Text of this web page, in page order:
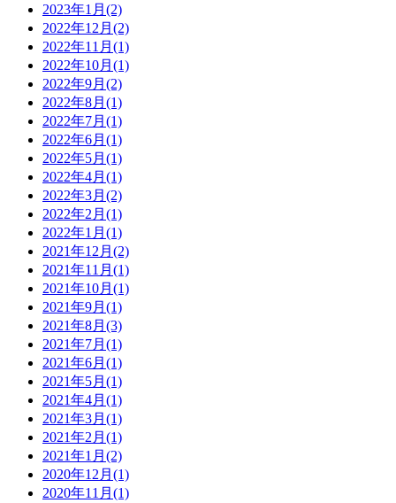
2023年1月(2)
2022年12月(2)
2022年11月(1)
2022年10月(1)
2022年9月(2)
2022年8月(1)
2022年7月(1)
2022年6月(1)
2022年5月(1)
2022年4月(1)
2022年3月(2)
2022年2月(1)
2022年1月(1)
2021年12月(2)
2021年11月(1)
2021年10月(1)
2021年9月(1)
2021年8月(3)
2021年7月(1)
2021年6月(1)
2021年5月(1)
2021年4月(1)
2021年3月(1)
2021年2月(1)
2021年1月(2)
2020年12月(1)
2020年11月(1)